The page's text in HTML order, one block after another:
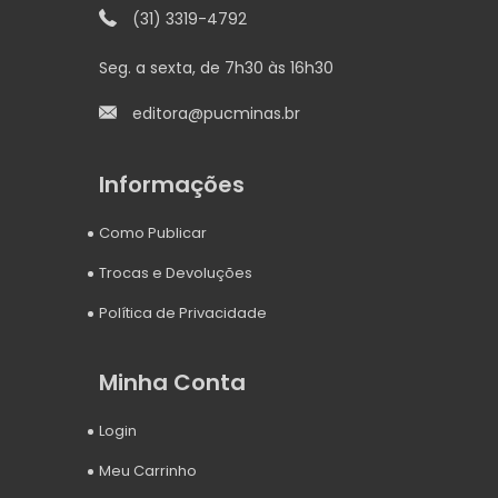
(31) 3319-4792
Seg. a sexta, de 7h30 às 16h30
editora@pucminas.br
Informações
Como Publicar
Trocas e Devoluções
Política de Privacidade
Minha Conta
Login
Meu Carrinho